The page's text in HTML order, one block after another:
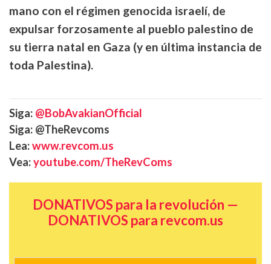
mano con el régimen genocida israelí, de
expulsar forzosamente al pueblo palestino de
su tierra natal en Gaza (y en última instancia de
toda Palestina).
Siga: @BobAvakianOfficial
Siga: @TheRevcoms
Lea:www.revcom.us
Vea:youtube.com/TheRevComs
DONATIVOS para la revolución —
DONATIVOS para revcom.us